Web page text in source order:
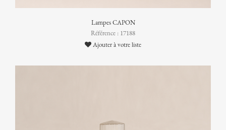
Lampes CAPON
Référence : 17188
Ajouter à votre liste